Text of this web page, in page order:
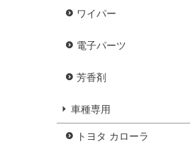
ワイパー
電子パーツ
芳香剤
車種専用
トヨタ カローラ